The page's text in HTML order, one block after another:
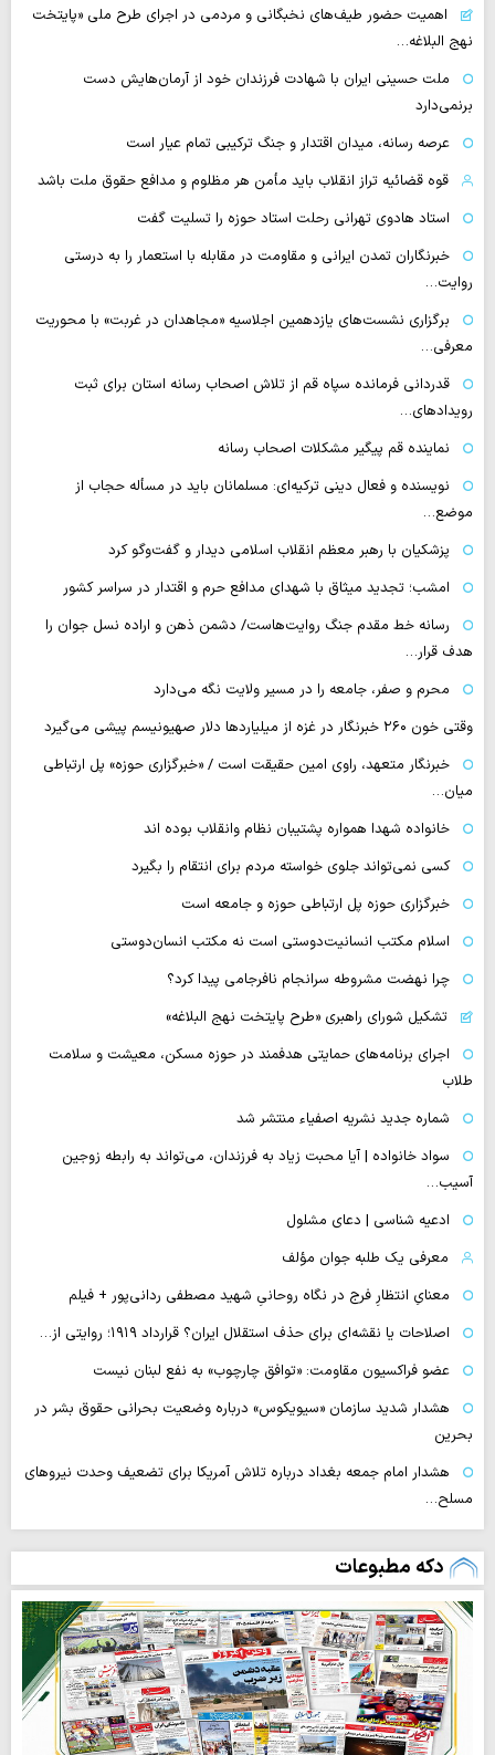
اهمیت حضور طیف‌های نخبگانی و مردمی در اجرای طرح ملی «پایتخت
نهج البلاغه…
ملت حسینی ایران با شهادت فرزندان خود از آرمان‌هایش دست
برنمی‌دارد
عرصه رسانه، میدان اقتدار و جنگ ترکیبی تمام عیار است
قوه قضائیه تراز انقلاب باید مأمن هر مظلوم و مدافع حقوق ملت باشد
استاد هادوی تهرانی رحلت استاد حوزه را تسلیت گفت
خبرنگاران تمدن ایرانی و مقاومت در مقابله با استعمار را به درستی
روایت…
برگزاری نشست‌های یازدهمین اجلاسیه «مجاهدان در غربت» با محوریت
معرفی…
قدردانی فرمانده سپاه قم از تلاش اصحاب رسانه استان برای ثبت
رویدادهای…
نماینده قم پیگیر مشکلات اصحاب رسانه
نویسنده و فعال دینی ترکیه‌ای: مسلمانان باید در مسأله حجاب از
موضع…
پزشکیان با رهبر معظم انقلاب اسلامی دیدار و گفت‌وگو کرد
امشب؛ تجدید میثاق با شهدای مدافع حرم و اقتدار در سراسر کشور
رسانه‌ خط مقدم جنگ روایت‌هاست/ دشمن ذهن و اراده نسل جوان را
هدف قرار…
محرم و صفر، جامعه را در مسیر ولایت نگه می‌دارد
وقتی خون ۲۶۰ خبرنگار در غزه از میلیاردها دلار صهیونیسم پیشی می‌گیرد
خبرنگار متعهد، راوی امین حقیقت است / «خبرگزاری حوزه» پل ارتباطی
میان…
خانواده شهدا همواره پشتیبان نظام وانقلاب بوده اند
کسی نمی‌تواند جلوی خواسته مردم برای انتقام را بگیرد
خبرگزاری حوزه پل ارتباطی حوزه و جامعه است
اسلام مکتب انسانیت‌دوستی است نه مکتب انسان‌دوستی
چرا نهضت مشروطه سرانجام نافرجامی پیدا کرد؟
تشکیل شورای راهبری «طرح پایتخت نهج البلاغه»
اجرای برنامه‌های حمایتی هدفمند در حوزه مسکن، معیشت و سلامت
طلاب
شماره جدید نشریه اصفیاء منتشر شد
سواد خانواده | آیا محبت زیاد به فرزندان، می‌تواند به رابطه زوجین
آسیب…
ادعیه شناسی | دعای مشلول
معرفی یک طلبه جوان مؤلف
معنایِ انتظارِ فرج در نگاه روحانیِ شهید مصطفی ردانی‌پور + فیلم
اصلاحات یا نقشه‌ای برای حذف استقلال ایران؟ قرارداد ۱۹۱۹؛ روایتی از…
عضو فراکسیون مقاومت: «توافق چارچوب» به نفع لبنان نیست
هشدار شدید سازمان «سیویکوس» درباره وضعیت بحرانی حقوق بشر در
بحرین
هشدار امام جمعه بغداد درباره تلاش آمریکا برای تضعیف وحدت نیروهای
مسلح…
دکه مطبوعات